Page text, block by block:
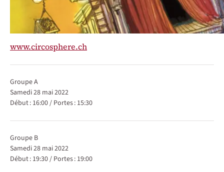
les rêves vont se battre afin de vous permettre de
continuer à rêver et à vous évader.
www.circosphere.ch
Groupe A
samedi 28 mai 2022
Début : 16:00/ Portes : 15:30
Groupe B
samedi 28 mai 2022
Début : 19:30/ Portes : 19:00